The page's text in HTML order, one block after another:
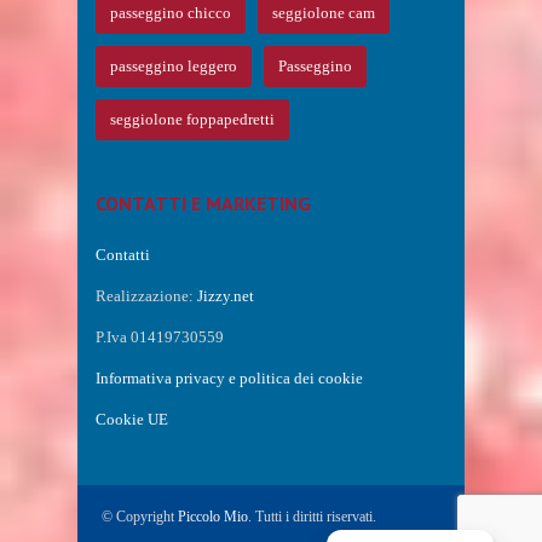
passeggino chicco seggiolone cam
passeggino leggero Passeggino
seggiolone foppapedretti
CONTATTI E MARKETING
Contatti
Realizzazione: Jizzy.net
P.Iva 01419730559
Informativa privacy e politica dei cookie
Cookie UE
© Copyright Piccolo Mio . Tutti i diritti riservati.